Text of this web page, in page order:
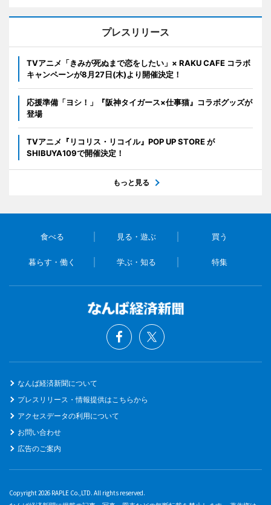
プレスリリース
TVアニメ「きみが死ぬまで恋をしたい」× RAKU CAFE コラボ
キャンペーンが8月27日(木)より開催決定！
応援準備「ヨシ！」『阪神タイガース×仕事猫』コラボグッズが
登場
TVアニメ『リコリス・リコイル』POP UP STORE が
SHIBUYA109で開催決定！
もっと見る
食べる 見る・遊ぶ 買う
暮らす・働く 学ぶ・知る 特集
なんば経済新聞について
プレスリリース・情報提供はこちらから
アクセスデータの利用について
お問い合わせ
広告のご案内
Copyright 2026 RAPLE Co.,LTD. All rights reserved.